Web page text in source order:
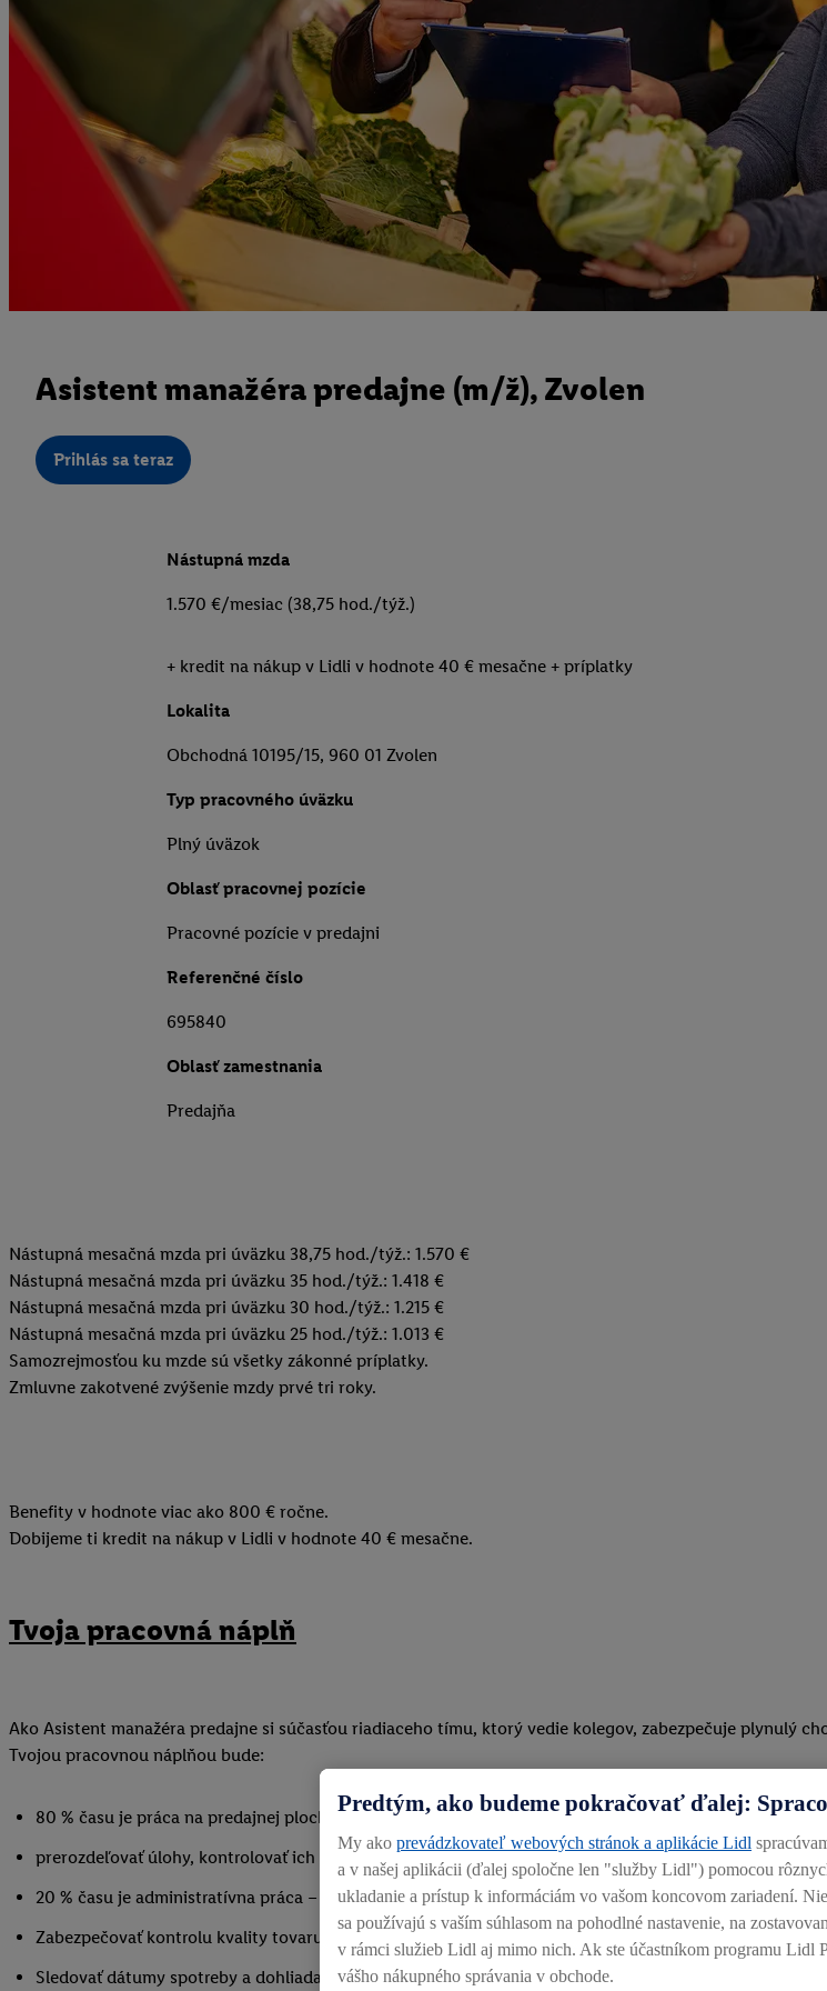
Asistent manažéra predajne (m/ž), Zvolen
Prihlás sa teraz
Nástupná mzda
1.570 €/mesiac (38,75 hod./týž.)
+ kredit na nákup v Lidli v hodnote 40 € mesačne + príplatky
Lokalita
Obchodná 10195/15, 960 01 Zvolen
Typ pracovného úväzku
Plný úväzok
Oblasť pracovnej pozície
Pracovné pozície v predajni
Referenčné číslo
695840
Oblasť zamestnania
Predajňa
Nástupná mesačná mzda pri úväzku 38,75 hod./týž.: 1.570 €
Nástupná mesačná mzda pri úväzku 35 hod./týž.: 1.418 €
Nástupná mesačná mzda pri úväzku 30 hod./týž.: 1.215 €
Nástupná mesačná mzda pri úväzku 25 hod./týž.: 1.013 €
Samozrejmosťou ku mzde sú všetky zákonné príplatky.
Zmluvne zakotvené zvýšenie mzdy prvé tri roky.
Benefity v hodnote viac ako 800 € ročne.
Dobijeme ti kredit na nákup v Lidli v hodnote 40 € mesačne.
Tvoja pracovná náplň
Ako Asistent manažéra predajne si súčasťou riadiaceho tímu, ktorý vedie kolegov, zabezpečuje plynulý
Tvojou pracovnou náplňou bude:
80 % času je práca na predajnej ploche – viesť tím v priemere 8 kolegov, organizovať im prácu na
prerozdeľovať úlohy, kontrolovať ich plnenie a zabezpečovať dodržiavanie denných rutín.
20 % času je administratívna práca – objednávky, plánovanie, kontrola výkonu.
Zabezpečovať kontrolu kvality tovaru, označovanie cenovkami a priebežné inventúry.
Sledovať dátumy spotreby a dohliadať na správne prijímanie a uskladňovanie tovaru.
Predtým, ako budeme pokračovať ďalej:
My ako prevádzkovateľ webových stránok a aplikácie Lidl
a v našej aplikácii (ďalej spoločne len "služby Lidl") pomocou
ukladanie a prístup k informáciám vo vašom koncovom zariadení.
sa používajú s vaším súhlasom na pohodlné nastavenie, na
v rámci služieb Lidl aj mimo nich. Ak ste účastníkom programu Lidl
vášho nákupného správania v obchode.